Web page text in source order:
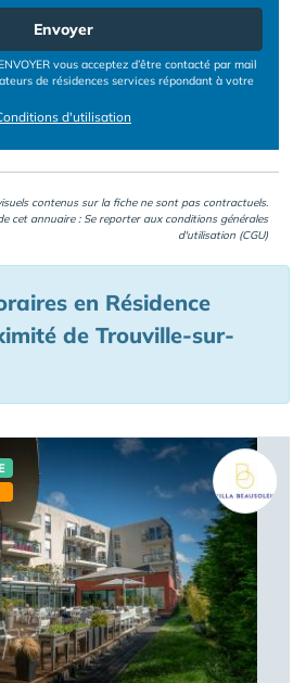
Envoyer
vous acceptez d’être contacté par mail
de résidences services répondant à votre
d'utilisation
contenus sur la fiche ne sont pas contractuels.
cet annuaire : Se reporter aux conditions générales
d'utilisation (CGU)
en Résidence
de Trouville-sur-